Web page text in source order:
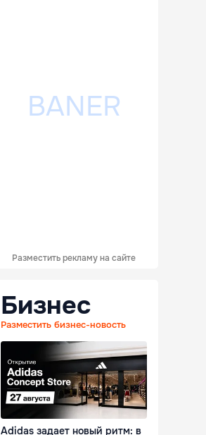
Разместить рекламу на сайте
Бизнес
Разместить бизнес-новость
Adidas задает новый ритм: в